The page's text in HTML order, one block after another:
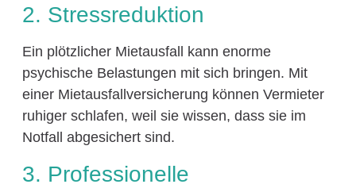
2. Stressreduktion
Ein plötzlicher Mietausfall kann enorme
psychische Belastungen mit sich bringen. Mit
einer Mietausfallversicherung können Vermieter
ruhiger schlafen, weil sie wissen, dass sie im
Notfall abgesichert sind.
3. Professionelle